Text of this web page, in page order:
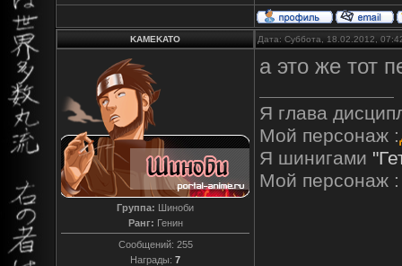
KAMEKATO Дата: Суббота, 18.02.2012,
Группа: Шиноби
Ранг: Генин
Сообщений: 255
Награды: 7
а это же тот
Я глава
Мой персонаж :
Я шинигами
Мой персонаж